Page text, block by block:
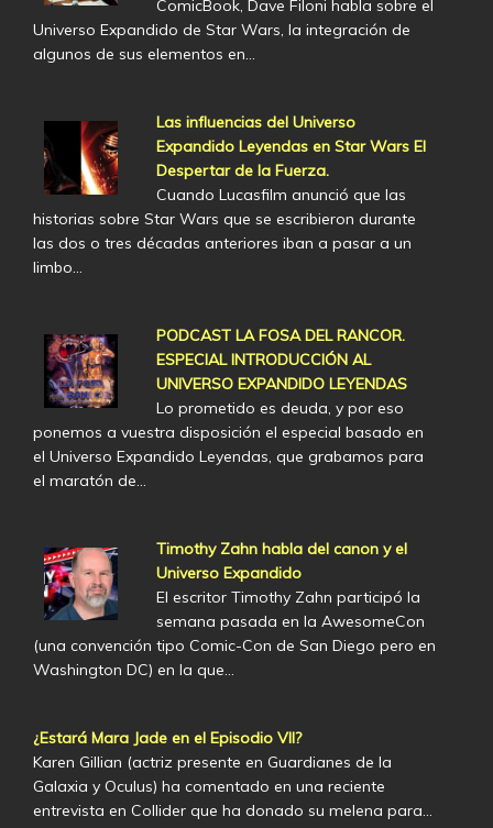
ComicBook, Dave Filoni habla sobre el
Universo Expandido de Star Wars, la integración de
algunos de sus elementos en…
Las influencias del Universo
Expandido Leyendas en Star Wars El
Despertar de la Fuerza.
Cuando Lucasfilm anunció que las
historias sobre Star Wars que se escribieron durante
las dos o tres décadas anteriores iban a pasar a un
limbo…
PODCAST LA FOSA DEL RANCOR.
ESPECIAL INTRODUCCIÓN AL
UNIVERSO EXPANDIDO LEYENDAS
Lo prometido es deuda, y por eso
ponemos a vuestra disposición el especial basado en
el Universo Expandido Leyendas, que grabamos para
el maratón de…
Timothy Zahn habla del canon y el
Universo Expandido
El escritor Timothy Zahn participó la
semana pasada en la AwesomeCon
(una convención tipo Comic-Con de San Diego pero en
Washington DC) en la que…
¿Estará Mara Jade en el Episodio VII?
Karen Gillian (actriz presente en Guardianes de la
Galaxia y Oculus) ha comentado en una reciente
entrevista en Collider que ha donado su melena para…